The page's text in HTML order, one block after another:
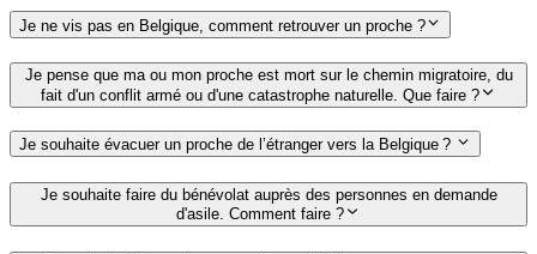
Je ne vis pas en Belgique, comment retrouver un proche ?
Je pense que ma ou mon proche est mort sur le chemin migratoire, du
fait d'un conflit armé ou d'une catastrophe naturelle. Que faire ?
Je souhaite évacuer un proche de l’étranger vers la Belgique ?
Je souhaite faire du bénévolat auprès des personnes en demande
d'asile. Comment faire ?